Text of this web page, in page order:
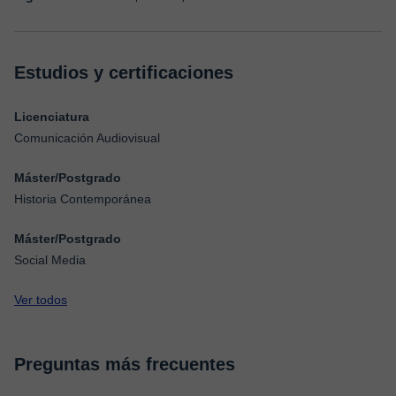
Estudios y certificaciones
Licenciatura
Comunicación Audiovisual
Máster/Postgrado
Historia Contemporánea
Máster/Postgrado
Social Media
Ver todos
Preguntas más frecuentes